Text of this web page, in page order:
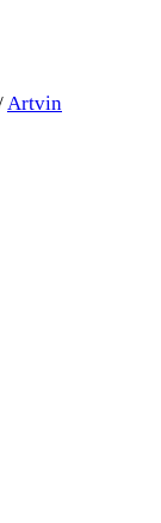
Artvin